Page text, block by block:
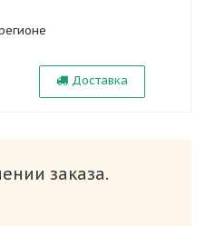
Доставка
заказа.